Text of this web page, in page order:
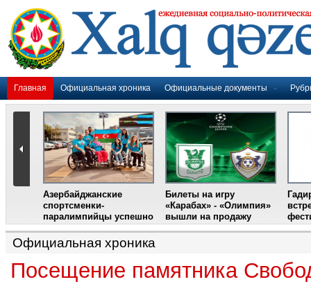
Главная Официальная хроника Официальные документы
Азербайджанские
спортсменки-
паралимпийцы успешно
выступили на III
Международном
фестивале парашютного
Билеты на игру
«Карабах» - «Олимпия»
вышли на продажу
Официальная хроника
Посещение памятника